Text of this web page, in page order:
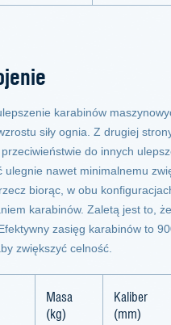
karabinów
siły ognia. Z drugiej
do innych
ulegnie nawet minimalnemu
biorąc, w obu
karabinów. Zaletą jest to,
zasięg karabinów to
zwiększyć celność.
Masa
(kg)
Kaliber
(mm)